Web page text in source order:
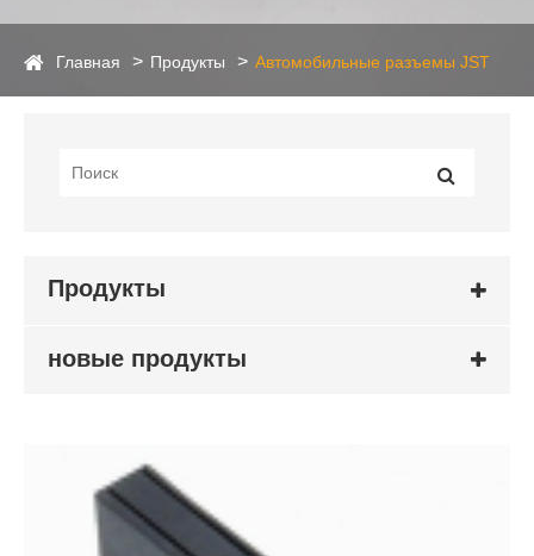
Главная Продукты Автомобильные разъемы JST
Продукты
новые продукты